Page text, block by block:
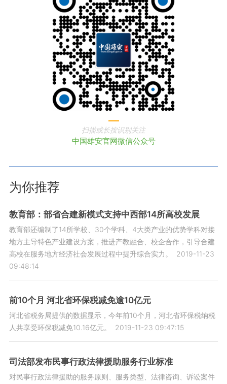
扫描或长按识别关注
中国雄安官网微信公众号
为你推荐
教育部：部省合建新模式支持中西部14所高校发展
教育部还编制了14所学校、30个学科、4大类产业的优势学科对接
地方主导特色产业建设方案，推进产教融合、校企合作，引导合建
高校在服务地方经济社会发展过程中提升综合实力。
2019-11-23
09:48:14
前10个月 河北省环保税减免逾10亿元
河北省税务局提供的数据显示，今年前10个月，河北省环保税纳税
人共享受环保税减免10.16亿元。
2019-11-23 09:47:15
司法部发布民事行政法律援助服务行业标准
对民事行政法律援助的服务原则、服务类型、法律咨询、诉讼案件